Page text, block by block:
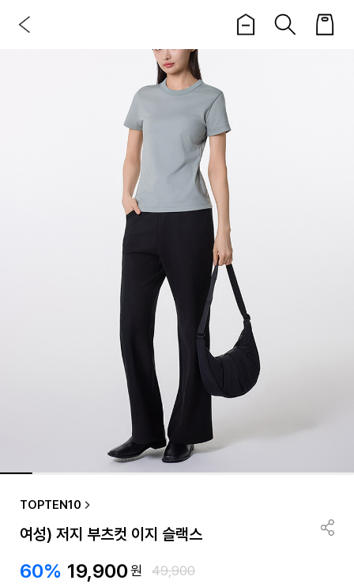
TOPTEN10
여성) 저지 부츠컷 이지 슬랙스
60% 19,900원 49,900